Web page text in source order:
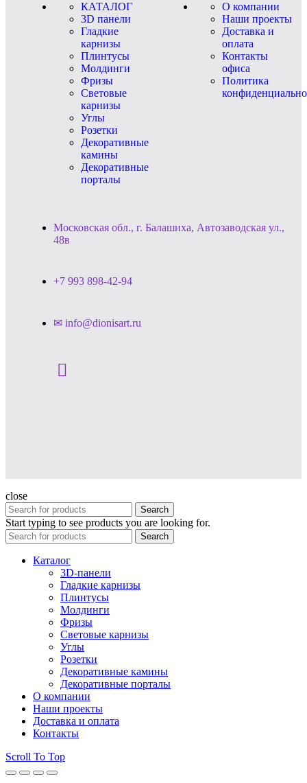
КАТАЛОГ
3D панели
Гладкие
карнизы
Плинтусы
Молдинги
Фризы
Световые
карнизы
Углы
Розетки
Декоративные
камины
Декоративные
порталы
О компании
Наши проекты
Доставка и
оплата
Контакты
офиса
Политика
Московская обл., г. Балашиха, Автозаводская ул.,
48в
+7 993 898-42-94
✉ info@dionisart.ru
close
Search
Start typing to see products you are looking for.
Search
Каталог
3D-панели
Гладкие карнизы
Плинтусы
Молдинги
Фризы
Световые карнизы
Углы
Розетки
Декоративные камины
Декоративные порталы
О компании
Наши проекты
Доставка и оплата
Контакты
Scroll To Top